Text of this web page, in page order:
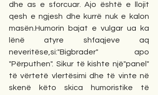
dhe as e sforcuar. Ajo është e llojit
qesh e ngjesh dhe kurrë nuk e kalon
masën.Humorin bajat e vulgar ua ka
lënë atyre shfaqjeve aq
neveritëse,si:"Bigbrader" apo
"Përputhen". Sikur të kishte një"panel"
të vërtetë vlertësimi dhe të vinte në
skenë këto skica humoristike të